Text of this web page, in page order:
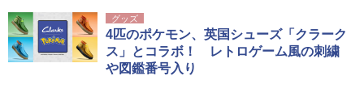
[キャンパーズコレクション 山善] ポップアッ
プテント 傘みたいに広げて畳める パッとサ
ッとサンシェード キューブ フルクローズ メ
ッシュ 簡単設置 ワンタッチテント キャンプ
&ハイキング カーキ PATC-150(KH)
GRANDOOR ステンレス保冷剤 2個セット 2
026リニューアル 急速冷凍 空間倍増 衛生的
コンパクト 保冷力長持ち
￥2,980
グッズ
4匹のポケモン、英国シューズ「クラーク
ス」とコラボ！ レトロゲーム風の刺繍
や図鑑番号入り